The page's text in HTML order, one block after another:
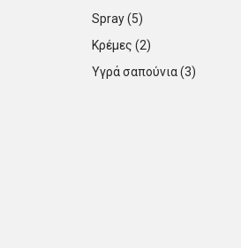
Spray(5)
Κρέμες (2)
Υγρά σαπούνια(3)